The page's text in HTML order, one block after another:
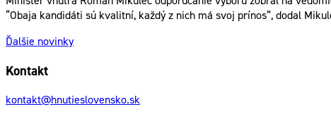
“Obaja kandidáti sú kvalitní, každý z nich má svoj prínos”, dodal
Ďalšie novinky
Kontakt
kontakt@hnutieslovensko.sk